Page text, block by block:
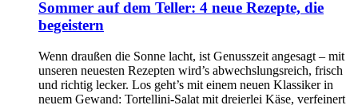
Sommer auf dem Teller: 4 neue Rezepte, die
begeistern
Wenn draußen die Sonne lacht, ist Genusszeit angesagt – mit
unseren neuesten Rezepten wird’s abwechslungsreich, frisch
und richtig lecker. Los geht’s mit einem neuen Klassiker in
neuem Gewand: Tortellini-Salat mit dreierlei Käse, verfeinert